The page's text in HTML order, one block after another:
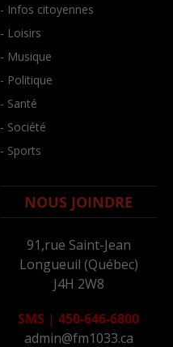
- Infos citoyennes
- Loisirs
- Musique
- Politique
- Santé
- Société
- Sports
NOUS JOINDRE
91,rue Saint-Jean
Longueuil (Québec)
J4H 2W8
SMS | 450-646-6800
admin@fm1033.ca